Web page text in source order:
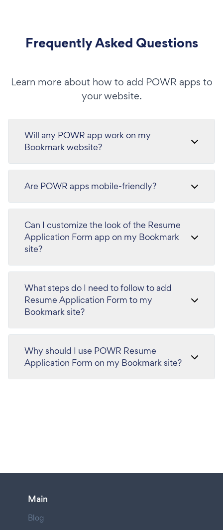
Frequently Asked Questions
Learn more about how to add POWR apps to
your website.
Will any POWR app work on my
Bookmark website?
Are POWR apps mobile-friendly?
Can I customize the look of the Resume
Application Form app on my Bookmark
site?
What steps do I need to follow to add
Resume Application Form to my
Bookmark site?
Why should I use POWR Resume
Application Form on my Bookmark site?
Main
Blog